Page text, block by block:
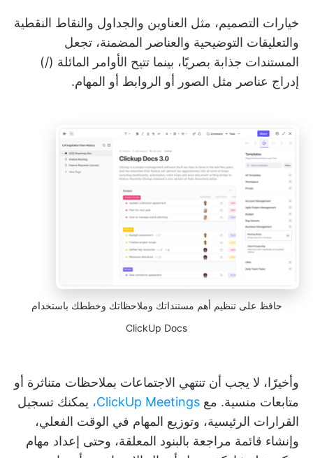
خيارات التصميم، مثل العناوين والجداول والنقاط النقطية
والتعليقات التوضيحية والعناصر المضمنة، تجعل
المستندات جذابة بصريًا، بينما تتيح الأوامر المائلة (/)
إدراج عناصر مثل الصور أو الروابط أو المهام.
حافظ على تنظيم أهم مستنداتك وملاحظاتك وخططك باستخدام
ClickUp Docs
وأخيرًا، لا يجب أن تنتهي الاجتماعات بملاحظات متناثرة أو
متابعات منسية. مع ClickUp Meetings،
يمكنك تسجيل
القرارات الرئيسية، وتوزيع المهام في الوقت الفعلي،
وإنشاء قائمة مراجعة بالبنود المعلقة، وحتى إعداد مهام